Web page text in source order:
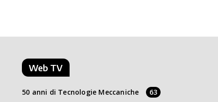
Web TV
50 anni di Tecnologie Meccaniche 63